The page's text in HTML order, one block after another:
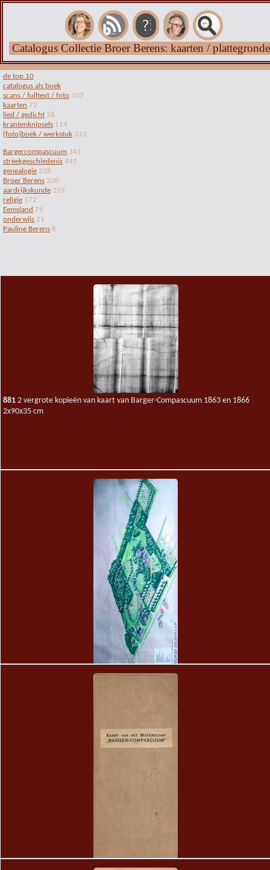
Catalogus Collectie Broer Berens: kaarten /
de top 10
catalogus als boek
scans / fulltext / foto 107
kaarten 72
lied / gedicht 28
krantenknipsels 114
(foto)boek / werkstuk 310
Bargercompascuum 341
streekgeschiedenis 447
genealogie 228
Broer Berens 200
aardrijkskunde 229
religie 172
Eemsland 71
onderwijs 21
Pauline Berens 8
881 2 vergrote kopieën van kaart van Barger-Compascuum 1863 en 1866
2x90x35 cm
schets Museumdorp 1966 karton 121 x 57 cm